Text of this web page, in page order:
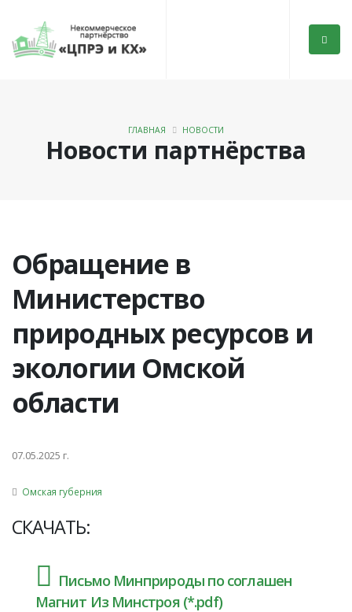
Новости партнёрства
ГЛАВНАЯ НОВОСТИ
Обращение в
Министерство
природных ресурсов и
экологии Омской
области
07.05.2025 г.
Омская губерния
СКАЧАТЬ:
Письмо Минприроды по соглашен
Магнит Из Минстроя (*.pdf)